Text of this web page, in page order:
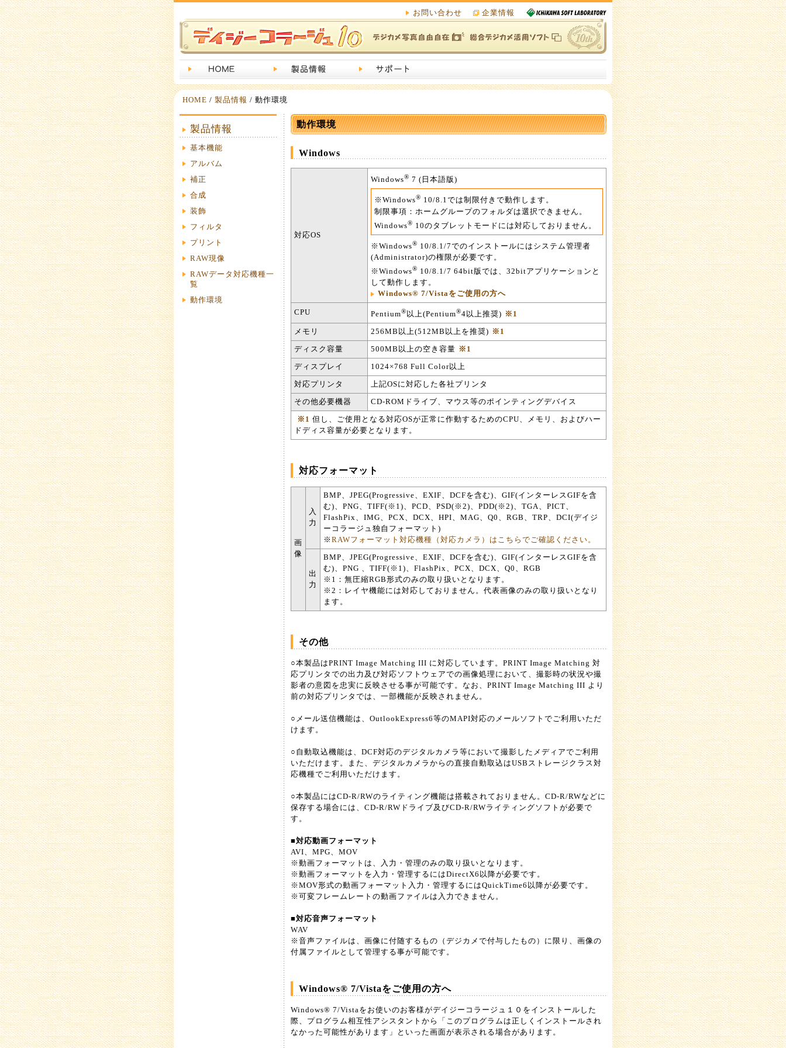
お問い合わせ 企業情報
HOME / 製品情報 / 動作環境
製品情報
基本機能
アルバム
補正
合成
装飾
フィルタ
プリント
RAW現像
RAWデータ対応機種一
覧
動作環境
動作環境
Windows
対応OS
Windows® 7 (日本語版)
※Windows® 10/8.1では制限付きで動作します。
制限事項：ホームグループのフォルダは選択できません。
Windows® 10のタブレットモードには対応しておりません。
※Windows® 10/8.1/7でのインストールにはシステム管理者
(Administrator)の権限が必要です。
※Windows® 10/8.1/7 64bit版では、32bitアプリケーションと
して動作します。
Windows® 7/Vistaをご使用の方へ
CPU Pentium® 以上(Pentium®4以上推奨) ※1
メモリ 256MB以上(512MB以上を推奨) ※1
ディスク容量 500MB以上の空き容量 ※1
ディスプレイ 1024×768 Full Color以上
対応プリンタ 上記OSに対応した各社プリンタ
その他必要機器 CD-ROMドライブ、マウス等のポインティングデバイス
※1 但し、ご使用となる対応OSが正常に作動するためのCPU、メモリ、およびハー
ドディス容量が必要となります。
対応フォーマット
画
像
入
力
BMP、JPEG(Progressive、EXIF、DCFを含む)、GIF(インターレスGIFを含
む)、PNG、TIFF(※1)、PCD、PSD(※2)、PDD(※2)、TGA、PICT、
FlashPix、IMG、PCX、DCX、HPI、MAG、Q0、RGB、TRP、DCI(デイジ
ーコラージュ独自フォーマット)
※ RAWフォーマット対応機種（対応カメラ）はこちらでご確認ください。
出
力
BMP、JPEG(Progressive、EXIF、DCFを含む)、GIF(インターレスGIFを含
む)、PNG 、TIFF(※1)、FlashPix、PCX、DCX、Q0、RGB
※1：無圧縮RGB形式のみの取り扱いとなります。
※2：レイヤ機能には対応しておりません。代表画像のみの取り扱いとなり
ます。
その他
○本製品はPRINT Image Matching III に対応しています。PRINT Image Matching 対
応プリンタでの出力及び対応ソフトウェアでの画像処理において、撮影時の状況や撮
影者の意図を忠実に反映させる事が可能です。なお、PRINT Image Matching III より
前の対応プリンタでは、一部機能が反映されません。
○メール送信機能は、OutlookExpress6等のMAPI対応のメールソフトでご利用いただ
けます。
○自動取込機能は、DCF対応のデジタルカメラ等において撮影したメディアでご利用
いただけます。また、デジタルカメラからの直接自動取込はUSBストレージクラス対
応機種でご利用いただけます。
○本製品にはCD-R/RWのライティング機能は搭載されておりません。CD-R/RWなどに
保存する場合には、CD-R/RWドライブ及びCD-R/RWライティングソフトが必要で
す。
■対応動画フォーマット
AVI、MPG、MOV
※動画フォーマットは、入力・管理のみの取り扱いとなります。
※動画フォーマットを入力・管理するにはDirectX6以降が必要です。
※MOV形式の動画フォーマット入力・管理するにはQuickTime6以降が必要です。
※可変フレームレートの動画ファイルは入力できません。
■対応音声フォーマット
WAV
※音声ファイルは、画像に付随するもの（デジカメで付与したもの）に限り、画像の
付属ファイルとして管理する事が可能です。
Windows® 7/Vistaをご使用の方へ
Windows® 7/Vistaをお使いのお客様がデイジーコラージュ１０をインストールした
際、プログラム相互性アシスタントから「このプログラムは正しくインストールされ
なかった可能性があります」といった画面が表示される場合があります。